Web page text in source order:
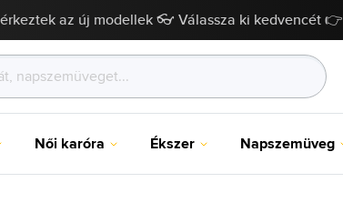
az új modellek 👓 Válassza ki kedvencét 👉
Női karóra Ékszer Napszemüveg